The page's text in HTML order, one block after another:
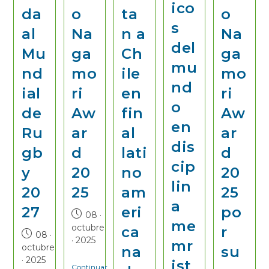
da
al
Mu
nd
ial
de
Ru
gb
y
20
27
08 ·
octubre
· 2025
o
Na
ga
mo
ri
Aw
ar
d
20
25
08 ·
octubre
· 2025
Continuar
ta
n a
Ch
ile
en
fin
al
lati
no
am
eri
ca
na
ico
s
del
mu
nd
o
en
dis
cip
lin
a
me
mr
o
Na
ga
mo
ri
Aw
ar
d
20
25
po
r
su